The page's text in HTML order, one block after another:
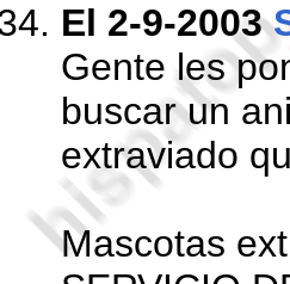
El 2-9-2003
Gente les
buscar un
extraviado
Mascotas